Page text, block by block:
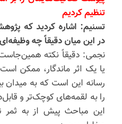
تنظیم کردیم
تسنیم: اشاره کردید که
در این میان دقیقاً چه
نجمی: دقیقاً نکته
یا یک اثر ماندگار، ممکن
رسانه این است که به میدان
را به لقمه‌های کوچک‌تر و
این مباحث پیش از به